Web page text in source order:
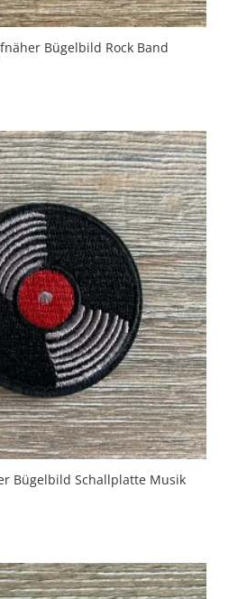
Bügelbild Rock Band
Bügelbild Schallplatte Musik